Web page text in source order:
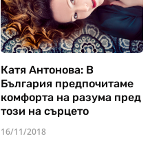
Катя Антонова: В
България предпочитаме
комфорта на разума пред
този на сърцето
16/11/2018